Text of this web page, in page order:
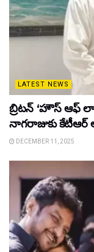
LATEST NEWS
బ్రిటన్ ‘హౌస్ ఆఫ్
నాగరాజుకు కేటీఆర్
DECEMBER 11, 2025